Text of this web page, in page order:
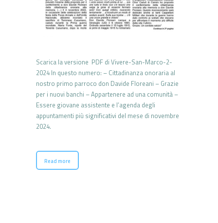
Scarica la versione PDF di Vivere-San-Marco-2-
2024 In questo numero: – Cittadinanza onoraria al
nostro primo parroco don Davide Floreani – Grazie
per i nuovi banchi – Appartenere ad una comunità –
Essere giovane assistente e l’agenda degli
appuntamenti più significativi del mese di novembre
2024.
Read more